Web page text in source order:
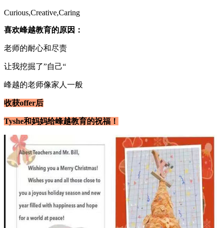
Curious,Creative,Caring
喜欢峰越教育的原因：
老师的耐心和尽责
让我挖掘了”自己“
峰越的老师像家人一般
收获offer后
Tyshe和妈妈给峰越教育的祝福！